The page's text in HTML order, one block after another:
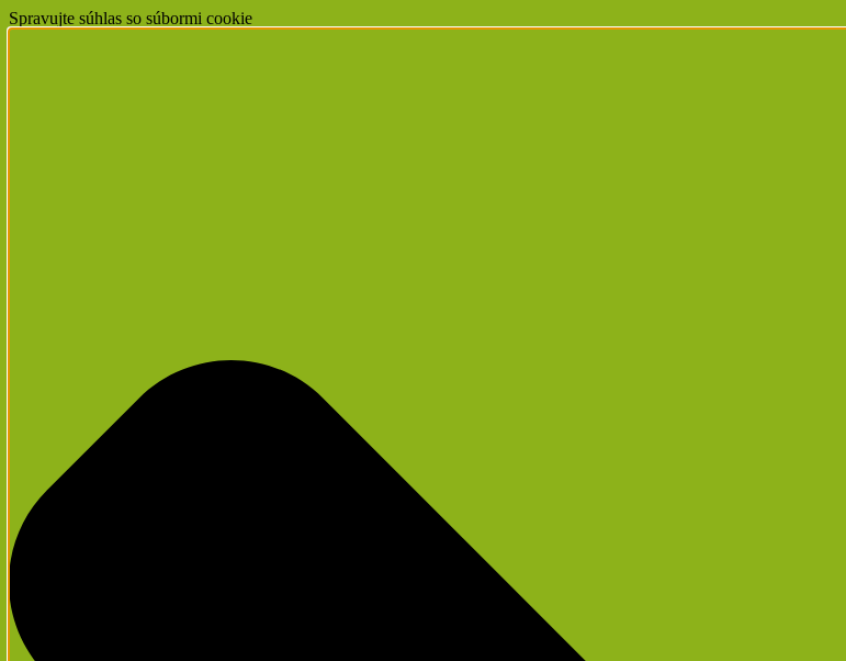
Spravujte súhlas so súbormi cookie